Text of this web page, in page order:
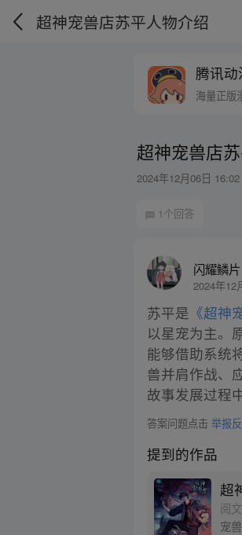
超神宠兽店苏平人物介绍
腾讯
海量正版
超神宠兽店
2024年12月06日 16:02
1个回答
闪耀鳞片
2024年12
苏平是 《超神
以星宠为主。
能够借助系统
兽并肩作战、
故事发展过程
答案问题点击举报
提到的作品
超
阅
宠